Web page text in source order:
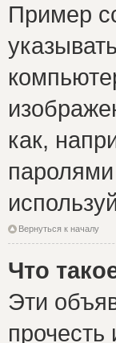
Пример
как,
Вернуться к началу
Что
Эти